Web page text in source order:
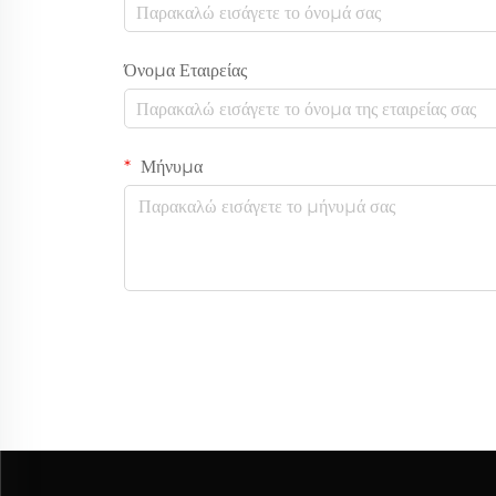
Όνομα Εταιρείας
Μήνυμα